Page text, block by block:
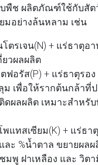
พืช ผลิตภัณฑ์ใช้กับสั
มอย่างล้นหลาม เช่น
ตรเจน(N) + แร่ธาตุอ
ยวผลผลิต
ฟอรัส(P) + แร่ธาตุรอง
เพื่อให้รากต้นกล้า
ผลผลิต เหมาะสำหรั
พแทสเซียม(K) + แร่ธา
ะ %น้ำตาล ขยายผล
พู ฝาเหลือง และ วิต